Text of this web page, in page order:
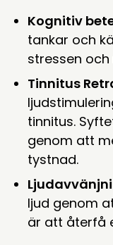
Kognitiv
tankar och
stressen
Tinnitus
tinnitus.
genom att
tystnad.
ljud genom
är att återfå